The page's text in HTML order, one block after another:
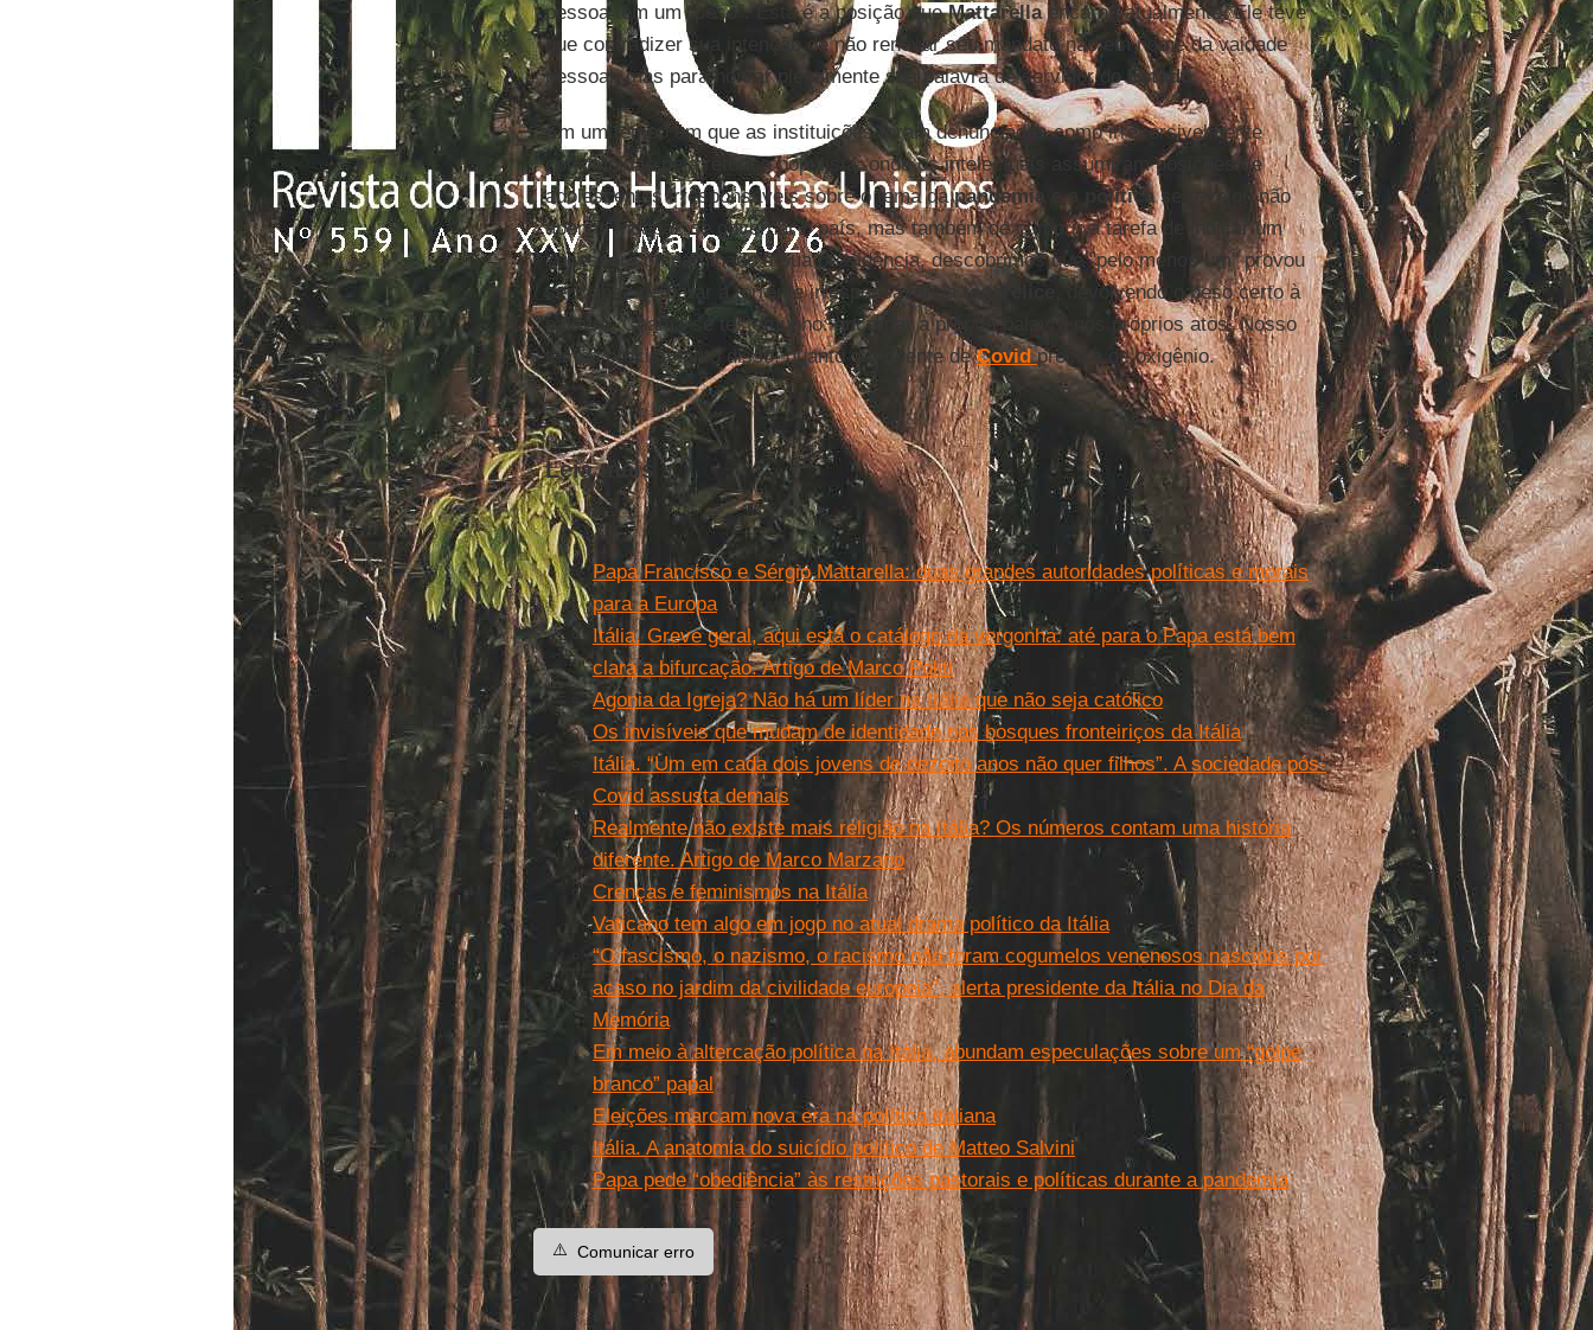
pessoa tem um "peso". Esta é a posição queMattarellaencarna atualmente. Ele teve
que contradizer sua intenção de não renovar seu mandato não em nome da vaidade
pessoal, mas para honrar plenamente sua palavra de servidor doEstado.
Em um tempo em que as instituições foram denunciadas como irreversivelmente
corrompidas pela retórica populista, onde os intelectuais assumiram posições de
adolescentes irresponsáveis sobre o tema dapandemia e a políticase revelou não
apenas incapaz de governar o país, mas também de cumprir a tarefa de indicar um
sucessor compartilhado à sua presidência, descobrimos que "pelo menos um" provou
ser capaz de parar a torrente irresponsável da tagarelice
, devolvendo o peso certo à
palavra. Chama-se testemunho: encarnar a própria palavra nos próprios atos. Nosso
tempo precisa tanto disso, quanto um doente deCovid precisa de oxigênio.
Leia mais
Papa Francisco e Sérgio Mattarella: duas grandes autoridades políticas e morais
para a Europa
Itália. Greve geral, aqui está o catálogo da vergonha: até para o Papa está bem
clara a bifurcação. Artigo de Marco Politi
Agonia da Igreja? Não há um líder na Itália que não seja católico
Os invisíveis que mudam de identidade nos bosques fronteiriços da Itália
Itália. “Um em cada dois jovens de dezoito anos não quer filhos”. A sociedade pós-
Covid assusta demais
Realmente não existe mais religião na Itália? Os números contam uma história
diferente. Artigo de Marco Marzano
Crenças e feminismos na Itália
Vaticano tem algo em jogo no atual drama político da Itália
“O fascismo, o nazismo, o racismo não foram cogumelos venenosos nascidos por
acaso no jardim da civilidade europeia”, alerta presidente da Itália no Dia da
Memória
Em meio à altercação política na Itália, abundam especulações sobre um “golpe
branco” papal
Eleições marcam nova era na política italiana
Itália. A anatomia do suicídio político de Matteo Salvini
Papa pede “obediência” às restrições pastorais e políticas durante a pandemia
⚠️ Comunicar erro